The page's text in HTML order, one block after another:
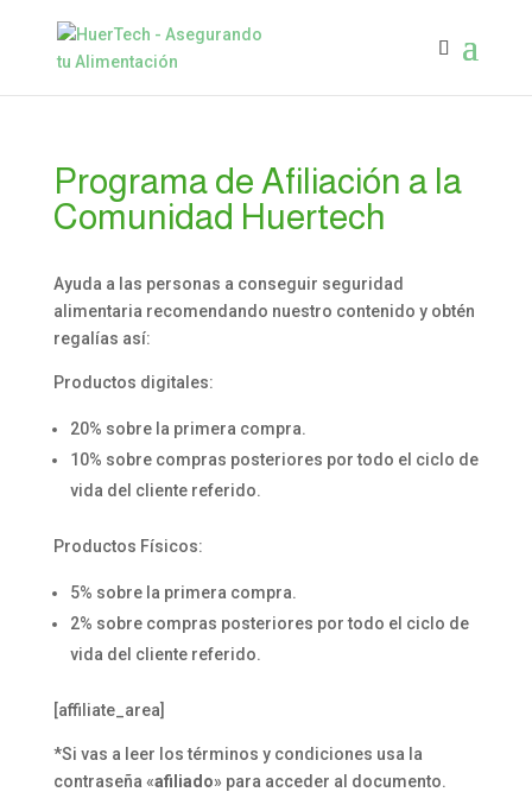
Programa de Afiliación a la
Comunidad Huertech
Ayuda a las personas a conseguir seguridad
alimentaria recomendando nuestro contenido y obtén
regalías así:
Productos digitales:
20% sobre la primera compra.
10% sobre compras posteriores por todo el ciclo de
vida del cliente referido.
Productos Físicos:
5% sobre la primera compra.
2% sobre compras posteriores por todo el ciclo de
vida del cliente referido.
[affiliate_area]
*Si vas a leer los términos y condiciones usa la
contraseña «afiliado» para acceder al documento.